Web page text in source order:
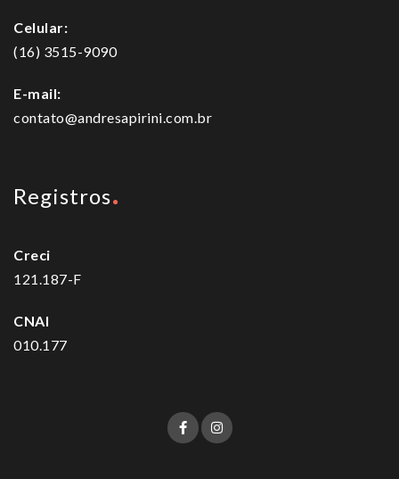
Celular:
(16) 3515-9090
E-mail:
contato@andresapirini.com.br
Registros
Creci
121.187-F
CNAI
010.177